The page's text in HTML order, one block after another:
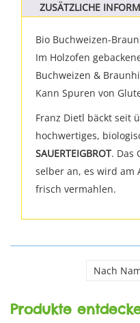
ZUSÄTZLICHE
Bio Buchweizen-
Im Holzofen
Buchweizen &
Kann Spuren von
Franz Dietl bäckt seit
hochwertiges,
SAUERTEIGBROT. Das
selber an, es wird am
frisch vermahlen.
Produkte